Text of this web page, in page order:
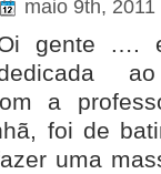
maio 9th, 2011
gente ….
a
foi de
uma